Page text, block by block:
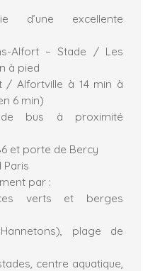
d’une excellente
Alfort – Stade / Les
à pied
/ Alfortville à 14 min à
6 min)
de bus à proximité
et porte de Bercy
Paris
par :
verts et berges
plage de
centre aquatique,